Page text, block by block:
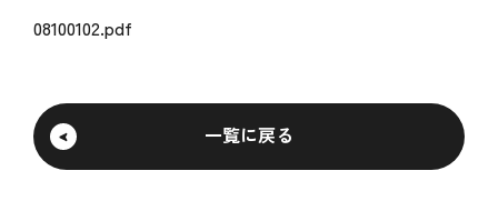
08100102.pdf
一覧に戻る